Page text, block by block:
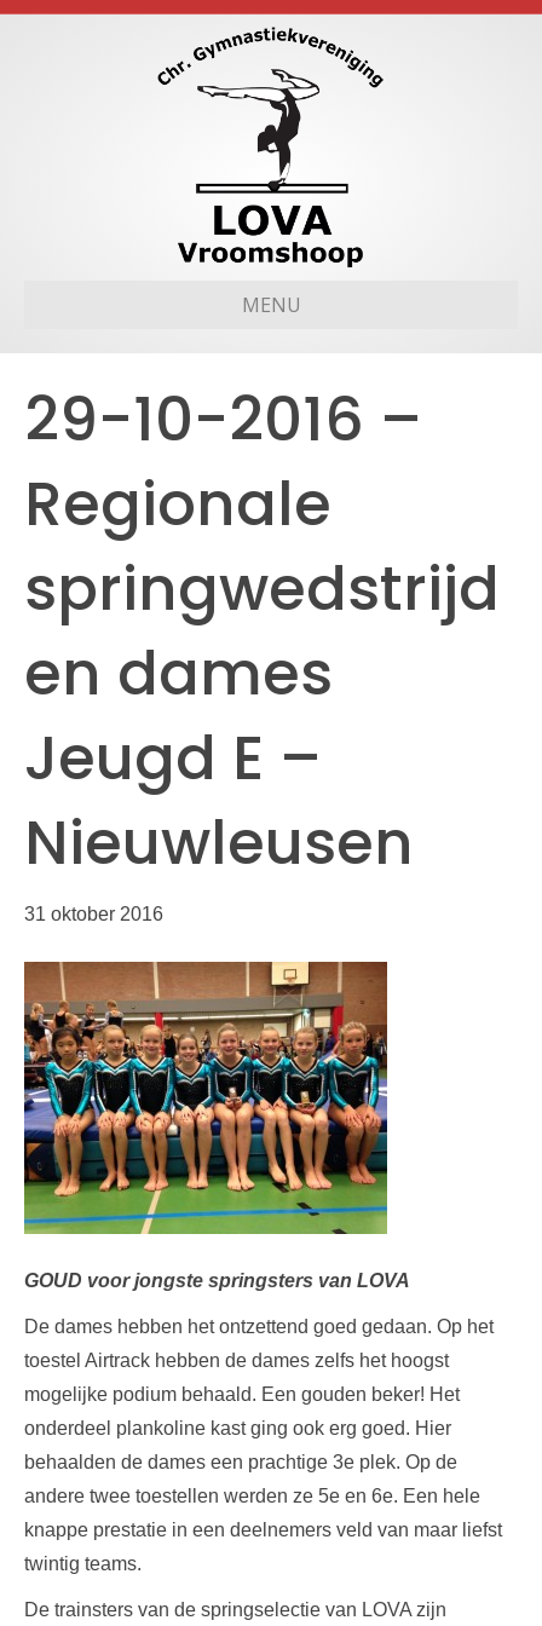
MENU
29-10-2016 –
Regionale
springwedstrijd
en dames
Jeugd E –
Nieuwleusen
31 oktober 2016
GOUD voor jongste springsters van LOVA
De dames hebben het ontzettend goed gedaan. Op het
toestel Airtrack hebben de dames zelfs het hoogst
mogelijke podium behaald. Een gouden beker! Het
onderdeel plankoline kast ging ook erg goed. Hier
behaalden de dames een prachtige 3e plek. Op de
andere twee toestellen werden ze 5e en 6e. Een hele
knappe prestatie in een deelnemers veld van maar liefst
twintig teams.
De trainsters van de springselectie van LOVA zijn